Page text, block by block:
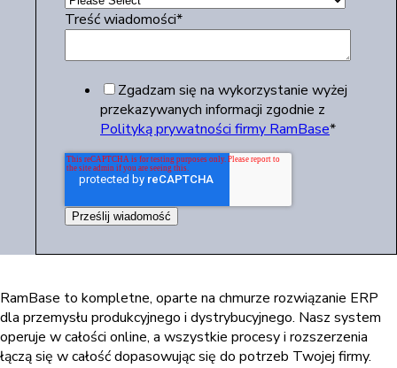
Treść wiadomości*
Zgadzam się na wykorzystanie wyżej
przekazywanych informacji zgodnie z
Polityką prywatności firmy RamBase*
RamBase to kompletne, oparte na chmurze rozwiązanie ERP
dla przemysłu produkcyjnego i dystrybucyjnego. Nasz system
operuje w całości online, a wszystkie procesy i rozszerzenia
łączą się w całość dopasowując się do potrzeb Twojej firmy.